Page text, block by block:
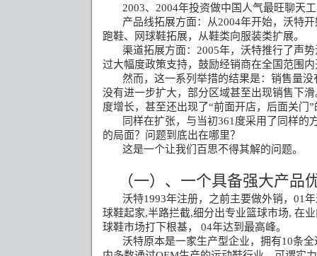
2003、 2004年投资做中国人气最旺聊天
产品线拓展方面：从2004年开始，沃特
跑鞋、网球鞋拓展，从鞋类向服装类扩展。
渠道拓展方面： 2005年，沃特推行了声
过大幅度政策支持，鼓励经销商在全国范围
然而，这一系列举措的结果是：销售量
没有进一步扩大，部分区域甚至出现销售下
度增长，甚至还出现了“前面开店，后面关门 ”
同样在扩张，与当初361 度采用了同样的
的局面？问题到底出在哪里？
这是一个让我们百思不得其解的问题。
（一）、一个具备强大产品
沃特1993年注册，之前主要做外销， 01
球鞋起家,半路拦截,细分出专业篮球市场, 在
球鞋市场打下根基，
04年达到最高峰。
沃特原本是一家生产型企业，拥有10条全